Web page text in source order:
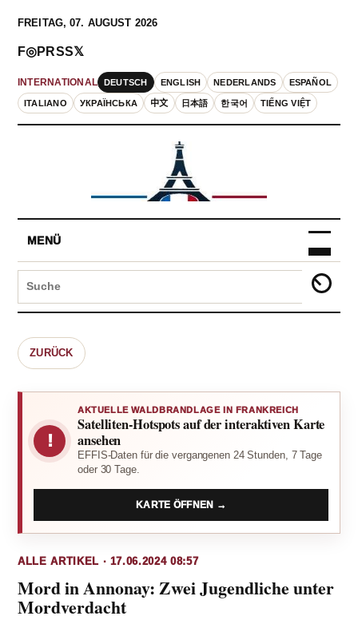
FREITAG, 07. AUGUST 2026
INTERNATIONAL DEUTSCH ENGLISH NEDERLANDS ESPAÑOL
ITALIANO УКРАЇНСЬКА 中文 日本語 한국어 TIẾNG VIỆT
F◎PRSS𝕏
MENÜ
ZURÜCK
!
AKTUELLE WALDBRANDLAGE IN FRANKREICH
Satelliten-Hotspots auf der interaktiven Karte
ansehen
EFFIS-Daten für die vergangenen 24 Stunden, 7 Tage
oder 30 Tage.
KARTE ÖFFNEN →
ALLE ARTIKEL · 17.06.2024 08:57
Mord in Annonay: Zwei Jugendliche unter
Mordverdacht